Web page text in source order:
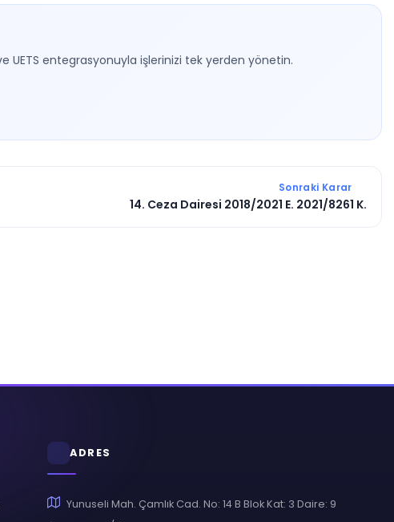
UETS entegrasyonuyla işlerinizi tek yerden yönetin.
Sonraki Karar
14. Ceza Dairesi 2018/2021 E. 2021/8261 K.
ADRES
Yunuseli Mah. Çamlık Cad. No: 14 B Blok Kat: 3 Daire: 9